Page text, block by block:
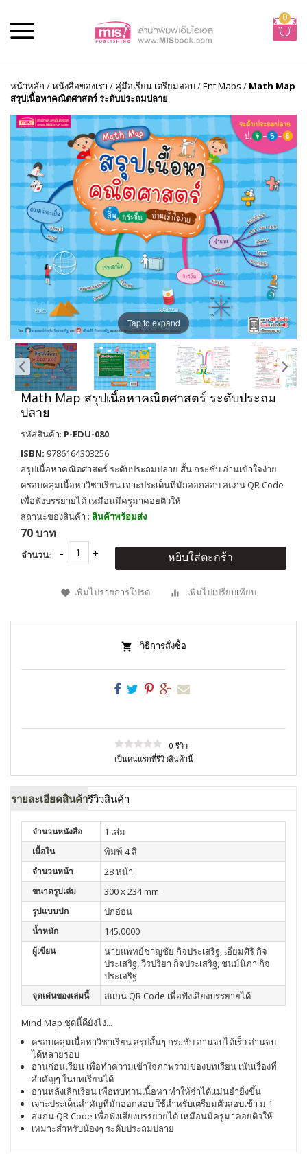
0
หน้าหลัก /หนังสือของเรา / คู่มือเรียน เตรียมสอบ/Ent Maps / Math Map
สรุปเนื้อหาคณิตศาสตร์ ระดับประถมปลาย
Tap to expand
Math Map สรุปเนื้อหาคณิตศาสตร์ ระดับประถม
ปลาย
รหัสสินค้า: P-EDU-080
ISBN: 9786164303256
สรุปเนื้อหาคณิตศาสตร์ ระดับประถมปลาย สั้น กระชับ อ่านเข้าใจง่าย
ครอบคลุมเนื้อหาวิชาเรียน เจาะประเด็นที่มักออกสอบ สแกน QR Code
เพื่อฟังบรรยายได้ เหมือนมีครูมาคอยติวให้
สถานะของสินค้า : สินค้าพร้อมส่ง
70 บาท
จำนวน: หยิบใส่ตะกร้า
เพิ่มไปรายการโปรด เพิ่มไปเปรียบเทียบ
วิธีการสั่งซื้อ
0 รีวิว
เป็นคนแรกที่รีวิวสินค้านี้
รายละเอียดสินค้ารีวิวสินค้า
จำนวนหนังสือ 1 เล่ม
เนื้อใน พิมพ์ 4 สี
จำนวนหน้า 28 หน้า
ขนาดรูปเล่ม 300 x 234 mm.
รูปแบบปก ปกอ่อน
น้ำหนัก 145.0000
ผู้เขียน
นายแพทย์ชาญชัย กิจประเสริฐ, เอี่ยมศิริ กิจ
ประเสริฐ, วีรปริยา กิจประเสริฐ, ชนม์นิภา กิจ
ประเสริฐ
จุดเด่นของเล่มนี้ สแกน QR Code เพื่อฟังเสียงบรรยายได้
Mind Map ชุดนี้ดียังไง...
ครอบคลุมเนื้อหาวิชาเรียน สรุปสั้นๆ กระชับ อ่านจบได้เร็ว อ่านจบ
ได้หลายรอบ
อ่านก่อนเรียน เพื่อทำความเข้าใจภาพรวมของบทเรียน เน้นเรื่องที่
สำคัญๆ ในบทเรียนได้
อ่านหลังเลิกเรียน เพื่อทบทวนเนื้อหา ทำให้จำได้เเม่นยำยิ่งขึ้น
เจาะประเด็นสำคัญที่มักออกสอบ ใช้สำหรับเตรียมตัวสอบเข้า ม.1
สแกน QR Code เพื่อฟังเสียงบรรยายได้ เหมือนมีครูมาคอยติวให้
เหมาะสำหรับน้องๆ ระดับประถมปลาย